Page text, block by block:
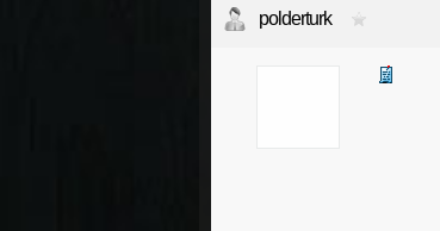
polderturk